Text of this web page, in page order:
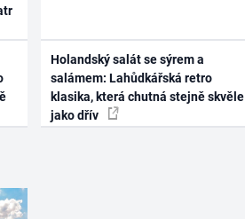
Holandský salát se sýrem a
salámem: Lahůdkářská retro
klasika, která chutná stejně skvěle
jako dřív